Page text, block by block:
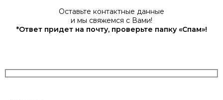
Оставьте контактные данные
и мы свяжемся с Вами!
*Ответ придет на почту, проверьте папку «Спам»!